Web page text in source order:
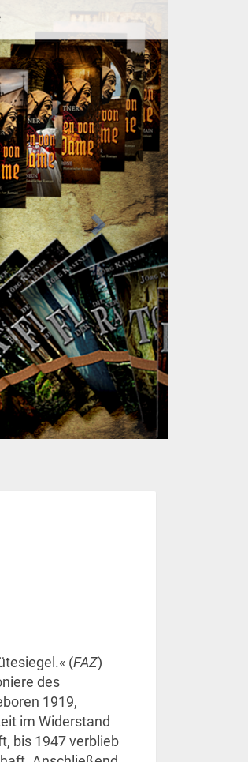
Weiter
(FAZ)
des
1919,
im Widerstand
bis 1947 verblieb